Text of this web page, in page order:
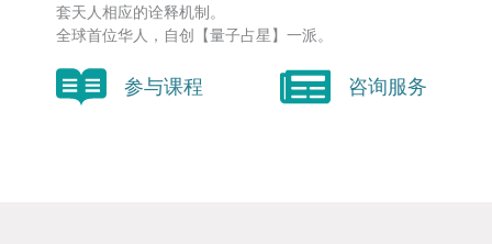
套天人相应的诠释机制。
全球首位华人，自创【量子占星】一派。
参与课程 咨询服务